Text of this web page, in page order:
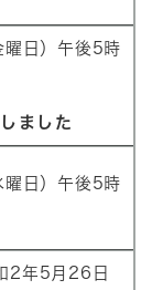
日）午後5時
ました
日）午後5時
年5月26日